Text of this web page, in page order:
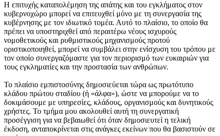
Η επιτυχής καταπολέμηση της απάτης και του εγκλήματος στον
κυβερνοχώρο μπορεί να επιτευχθεί μόνο με τη συνεργασία της
κυβέρνησης με τον ιδιωτικό τομέα. Αυτό το πλαίσιο, το οποίο θα
πρέπει να υποστηριχθεί από περαιτέρω νέους ισχυρούς
νομοθετικούς και ρυθμιστικούς μηχανισμούς προτού
οριστικοποιηθεί, μπορεί να συμβάλει στην ενίσχυση του τρόπου με
τον οποίο συνεργαζόμαστε για τον περιορισμό των ευκαιριών για
τους εγκληματίες και την προστασία των ανθρώπων.
Το πλαίσιο εμπιστοσύνης δημοσιεύεται τώρα ως πρωτότυπο
κλάδου πρώτου σταδίου (ή «άλφα»), ώστε να μπορούμε να το
δοκιμάσουμε με υπηρεσίες, κλάδους, οργανισμούς και δυνητικούς
χρήστες. Το τμήμα μου ακολουθεί αυτή τη συνεργατική
προσέγγιση για να βεβαιωθεί ότι όταν δημοσιευτεί η τελική
έκδοση, ανταποκρίνεται στις ανάγκες εκείνων που θα βασιστούν σε